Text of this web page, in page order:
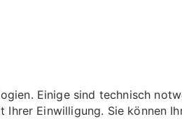
Einige sind technisch
Einwilligung. Sie können